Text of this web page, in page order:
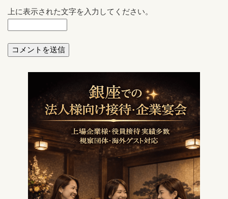
上に表示された文字を入力してください。